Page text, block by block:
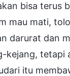
bisa terus
mau mati,
darurat dan
kejang, tetapi
itu